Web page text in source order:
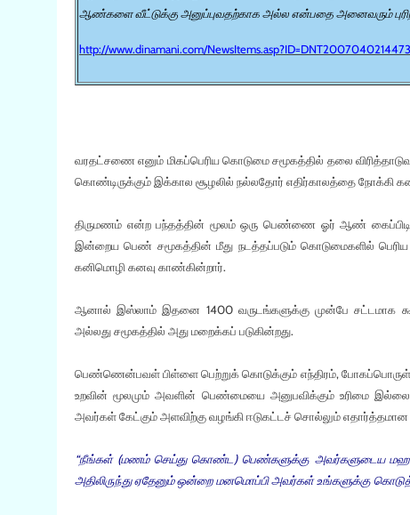
ஆண்களை வீட்டுக்கு அனுப்புவதற்காக அல்ல என்பதை அனைவரும்
http://www.dinamani.com/
வரதட்சணை எனும் மிகப்பெரிய கொடுமை சமூகத்தில் தலை
கொண்டிருக்கும் இக்கால சூழலில் நல்லதோர் எதிர்காலத்தை நோக்கி
திருமணம் என்ற பந்தத்தின் மூலம் ஒரு பெண்ணை ஓர் ஆண்
இன்றைய பெண் சமூகத்தின் மீது நடத்தப்படும் கொடுமைகளில்
கனிமொழி கனவு காண்கின்றார்.
ஆனால் இஸ்லாம் இதனை 1400 வருடங்களுக்கு முன்பே சட்டமாக
அல்லது சமூகத்தில் அது மறைக்கப் படுகின்றது.
பெண்ணென்பவள் பிள்ளை பெற்றுக் கொடுக்கும் எந்திரம்,
உறவின் மூலமும் அவளின் பெண்மையை அனுபவிக்கும் உரிமை
அவர்கள் கேட்கும் அளவிற்கு வழங்கி ஈடுகட்டச் சொல்லும்
“நீங்கள் (மணம் செய்து கொண்ட) பெண்களுக்கு அவர்களுடைய
அதிலிருந்து ஏதேனும் ஒன்றை மனமொப்பி அவர்கள் உங்களுக்கு